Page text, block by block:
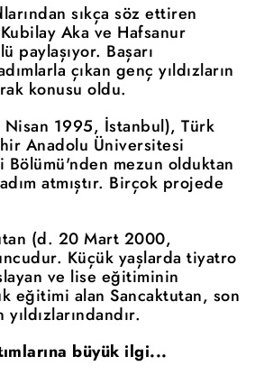
sıkça söz ettiren
Aka ve Hafsanur
paylaşıyor. Başarı
çıkan genç yıldızların
konusu oldu.
1995, İstanbul), Türk
Anadolu Üniversitesi
Bölümü'nden mezun olduktan
atmıştır. Birçok projede
(d. 20 Mart 2000,
Küçük yaşlarda tiyatro
ve lise eğitiminin
eğitimi alan Sancaktutan, son
büyük ilgi...